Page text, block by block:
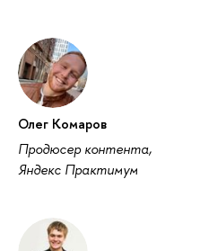
Олег Комаров
Продюсер контента,
Яндекс Практимум